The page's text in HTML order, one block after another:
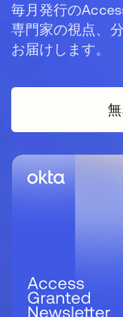
毎月発行の
専門家の視点、
お届けします。